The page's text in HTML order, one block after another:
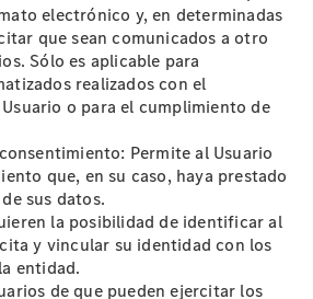
Reparar:
y
electrónico y, en determinadas
que sean comunicados a otro
Sólo es aplicable para
realizados con el
o para el cumplimiento de
Permite al Usuario
que, en su caso, haya prestado
sus datos.
la posibilidad de identificar al
y vincular su identidad con los
entidad.
de que pueden ejercitar los